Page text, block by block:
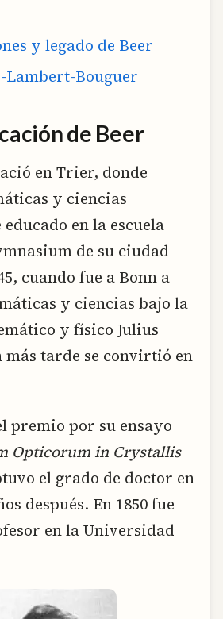
y legado de Beer
Lambert-Bouguer
de Beer
en Trier, donde
y ciencias
en la escuela
de su ciudad
cuando fue a Bonn a
y ciencias bajo la
y físico Julius
más tarde se convirtió en
premio por su ensayo
Opticorum in Crystallis
el grado de doctor en
después. En 1850 fue
en la Universidad